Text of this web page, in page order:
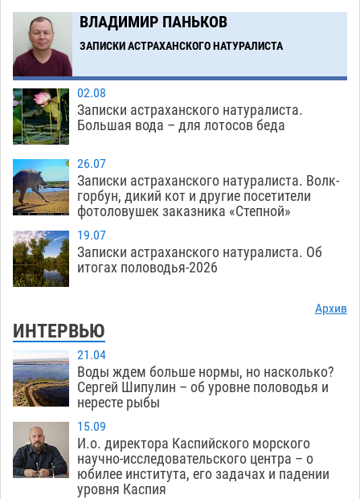
18:57
В Астрахани впервые открыли смену по
теории игр
ВЛАДИМИР ПАНЬКОВ
ЗАПИСКИ АСТРАХАНСКОГО НАТУРАЛИСТА
02.08
Записки астраханского натуралиста.
Большая вода – для лотосов беда
26.07
Записки астраханского натуралиста. Волк-
горбун, дикий кот и другие посетители
фотоловушек заказника «Степной»
19.07
Записки астраханского натуралиста. Об
итогах половодья-2026
Архив
ИНТЕРВЬЮ
21.04
Воды ждем больше нормы, но насколько?
Сергей Шипулин – об уровне половодья и
нересте рыбы
15.09
И.о. директора Каспийского морского
научно-исследовательского центра – о
юбилее института, его задачах и падении
уровня Каспия